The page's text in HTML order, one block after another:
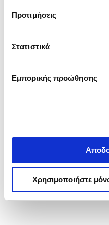
Προτιμήσεις
Στατιστικά
Εμπορικής προώθησης
Χρησιμοποιήστε